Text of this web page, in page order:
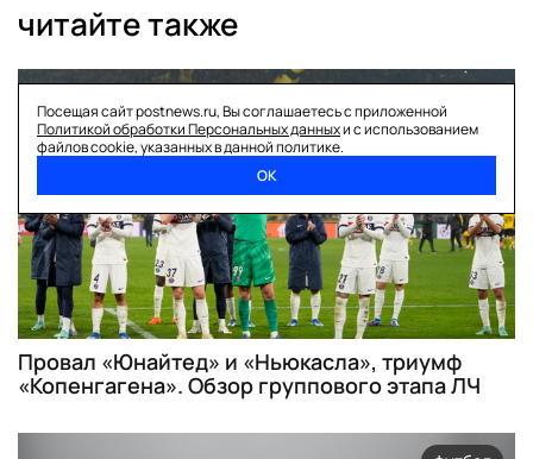
читайте также
Провал «Юнайтед» и «Ньюкасла», триумф
«Копенгагена». Обзор группового этапа ЛЧ
Посещая сайт postnews.ru, Вы соглашаетесь с приложенной
Политикой обработки Персональных данныхи с использованием
файлов cookie, указанных в данной политике.
ОК